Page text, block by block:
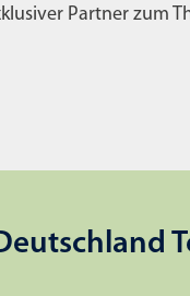
Partner zum